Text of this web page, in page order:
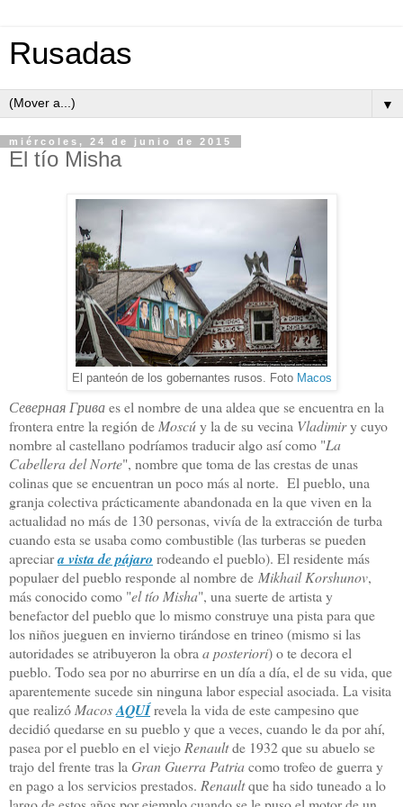
Rusadas
▼
miércoles, 24 de junio de 2015
El tío Misha
El panteón de los gobernantes rusos. Foto Macos
Северная Гриваes el nombre de una aldea que se encuentra en la
frontera entre la región de Moscúy la de su vecina Vladimiry cuyo
nombre al castellano podríamos traducir algo así como "La
Cabellera del Norte", nombre que toma de las crestas de unas
colinas que se encuentran un poco más al norte. El pueblo, una
granja colectiva prácticamente abandonada en la que viven en la
actualidad no más de 130 personas, vivía de la extracción de turba
cuando esta se usaba como combustible (las turberas se pueden
apreciara vista de pájaro rodeando el pueblo). El residente más
populaer del pueblo responde al nombre de Mikhail Korshunov,
más conocido como "el tío Misha", una suerte de artista y
benefactor del pueblo que lo mismo construye una pista para que
los niños jueguen en invierno tirándose en trineo (mismo si las
autoridades se atribuyeron la obra a posteriori) o te decora el
pueblo. Todo sea por no aburrirse en un día a día, el de su vida, que
aparentemente sucede sin ninguna labor especial asociada. La visita
que realizó MacosAQUÍrevela la vida de este campesino que
decidió quedarse en su pueblo y que a veces, cuando le da por ahí,
pasea por el pueblo en el viejo Renaultde 1932 que su abuelo se
trajo del frente tras la Gran Guerra Patriacomo trofeo de guerra y
en pago a los servicios prestados. Renaultque ha sido tuneado a lo